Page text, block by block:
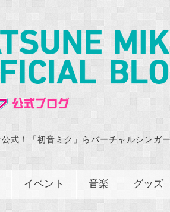
式！「初音ミク」らバーチャルシンガ
イベント 音楽 グッズ